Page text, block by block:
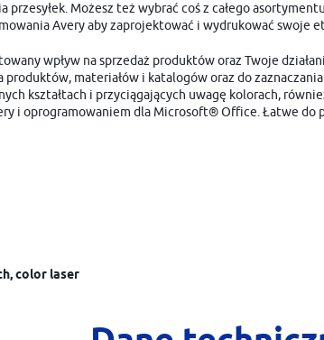
Możesz też wybrać coś z całego
Avery aby zaprojektować i wydrukować swoje
wpływ na sprzedaż produktów oraz Twoje
materiałów i katalogów oraz do
kształtach i przyciągających uwagę kolorach,
i oprogramowaniem dla Microsoft® Office. Łatwe do
color laser
Twoich upodobań oraz Twoich zwyczajów dotyczących przeglądanej
promocyjne mogą pojawić się na stronach podmiotów trzecich lub firm
partnerami oraz innych dostawców usług. Firmy te działają w charakterze